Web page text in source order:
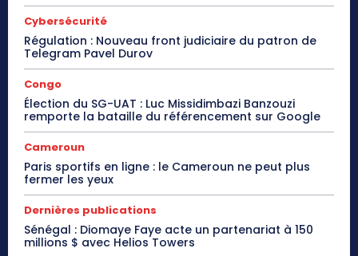
Cybersécurité
Régulation : Nouveau front judiciaire du patron de
Telegram Pavel Durov
Congo
Élection du SG-UAT : Luc Missidimbazi Banzouzi
remporte la bataille du référencement sur Google
Cameroun
Paris sportifs en ligne : le Cameroun ne peut plus
fermer les yeux
Dernières publications
Sénégal : Diomaye Faye acte un partenariat à 150
millions $ avec Helios Towers